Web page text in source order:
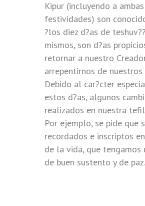
Kipur (incluyendo a ambas
festividades) son
?los diez d?as de
mismos, son d?as
retornar a nuestro
arrepentirnos de nuestros
Debido al car?cter
estos d?as, algunos
realizados en nuestra
Por ejemplo, se pide que
recordados e inscriptos
de la vida, que tengamos
de buen sustento y de paz.